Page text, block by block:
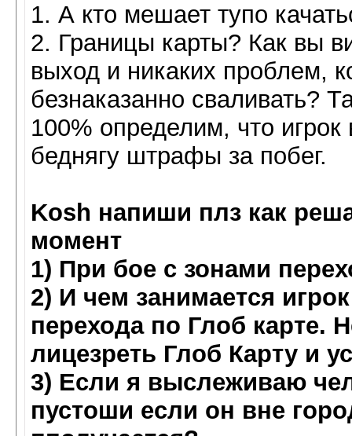
1. А кто мешает тупо
2. Границы карты? Как вы
выход и никаких проблем,
безнаказанно сваливать?
100% определим, что
беднягу штрафы за побег.
Kosh напиши плз как
момент
1) При бое с зонами
2) И чем занимается
перехода по Глоб карте.
лицезреть Глоб Карту и
3) Если я выслеживаю
пустоши если он вне